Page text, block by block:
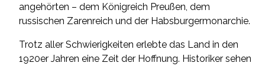
angehörten – dem Königreich Preußen, dem
russischen Zarenreich und der Habsburgermonarchie.
Trotz aller Schwierigkeiten erlebte das Land in den
1920er Jahren eine Zeit der Hoffnung. Historiker sehen